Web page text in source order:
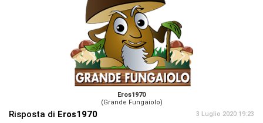
Eros1970
(Grande Fungaiolo)
Risposta di Eros1970 3 Luglio 2020 19:23